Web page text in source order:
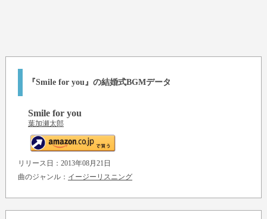
『Smile for you』の結婚式BGMデータ
Smile for you
葉加瀬太郎
リリース日：2013年08月21日
曲のジャンル： イージーリスニング